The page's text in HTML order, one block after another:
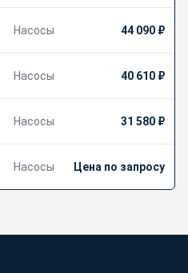
Насосы 44 090 ₽
Насосы 40 610 ₽
Насосы 31 580 ₽
Насосы Цена по запросу